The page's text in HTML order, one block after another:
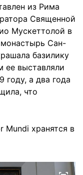
из Рима
Священной
Мускеттолой в
Сан-
базилику
ее выставляли
году, а два года
что
Mundi хранятся в